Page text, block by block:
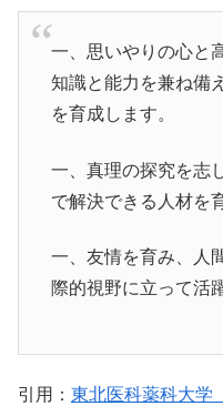
一、思いやりの心と
知識と能力を兼ね備
を育成します。
一、真理の探究を志
で解決できる人材を
一、友情を育み、人
際的視野に立って活
引用： 東北医科薬科大